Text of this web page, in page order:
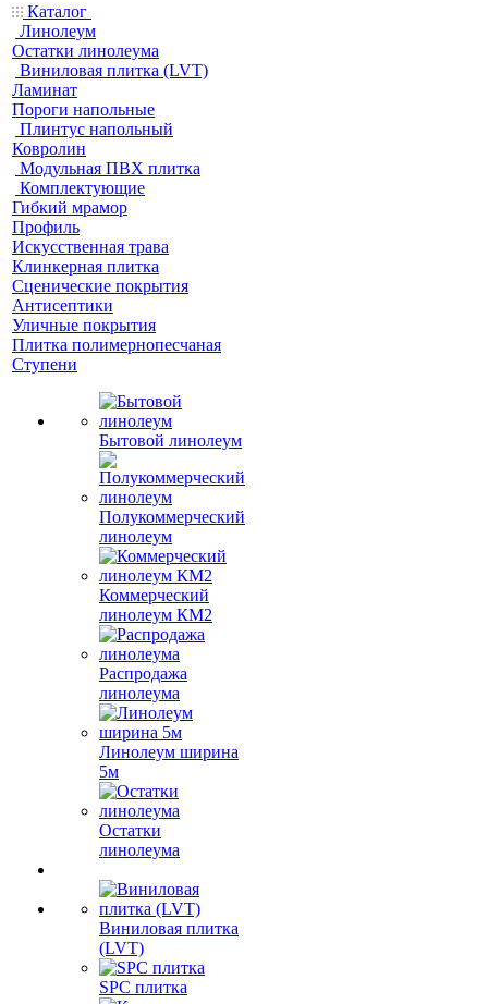
Каталог
Линолеум
Остатки линолеума
Виниловая плитка (LVT)
Ламинат
Пороги напольные
Плинтус напольный
Ковролин
Модульная ПВХ плитка
Комплектующие
Гибкий мрамор
Профиль
Искусственная трава
Клинкерная плитка
Сценические покрытия
Антисептики
Уличные покрытия
Плитка полимернопесчаная
Ступени
Бытовой линолеум
Полукоммерческий
линолеум
Коммерческий
линолеум КМ2
Распродажа
линолеума
Линолеум ширина
5м
Остатки
линолеума
Виниловая плитка
(LVT)
SPC плитка